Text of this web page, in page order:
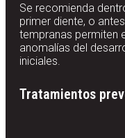
Se recomienda
primer diente, o
tempranas permiten
anomalías del
iniciales.
Tratamientos